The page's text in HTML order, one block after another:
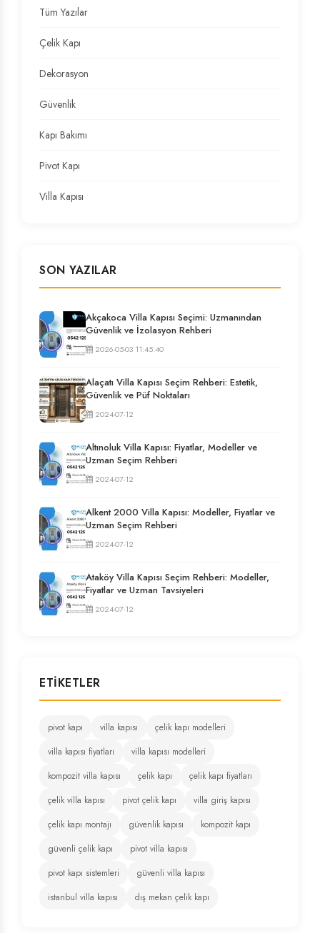
Tüm Yazılar
Çelik Kapı
Dekorasyon
Güvenlik
Kapı Bakımı
Pivot Kapı
Villa Kapısı
SON YAZILAR
Akçakoca Villa Kapısı Seçimi: Uzmanından
Güvenlik ve İzolasyon Rehberi
2026-05-03 11:45:40
Alaçatı Villa Kapısı Seçim Rehberi: Estetik,
Güvenlik ve Püf Noktaları
2024-07-12
Altınoluk Villa Kapısı: Fiyatlar, Modeller ve
Uzman Seçim Rehberi
2024-07-12
Alkent 2000 Villa Kapısı: Modeller, Fiyatlar ve
Uzman Seçim Rehberi
2024-07-12
Ataköy Villa Kapısı Seçim Rehberi: Modeller,
Fiyatlar ve Uzman Tavsiyeleri
2024-07-12
ETIKETLER
pivot kapı villa kapısı
çelik kapı modelleri
villa kapısı fiyatları
villa kapısı modelleri
kompozit villa kapısı
çelik kapı
çelik kapı fiyatları
çelik villa kapısı
pivot çelik kapı
villa giriş kapısı
çelik kapı montajı
güvenlik kapısı
kompozit kapı
güvenli çelik kapı
pivot villa kapısı
pivot kapı sistemleri
güvenli villa kapısı
istanbul villa kapısı
dış mekan çelik kapı